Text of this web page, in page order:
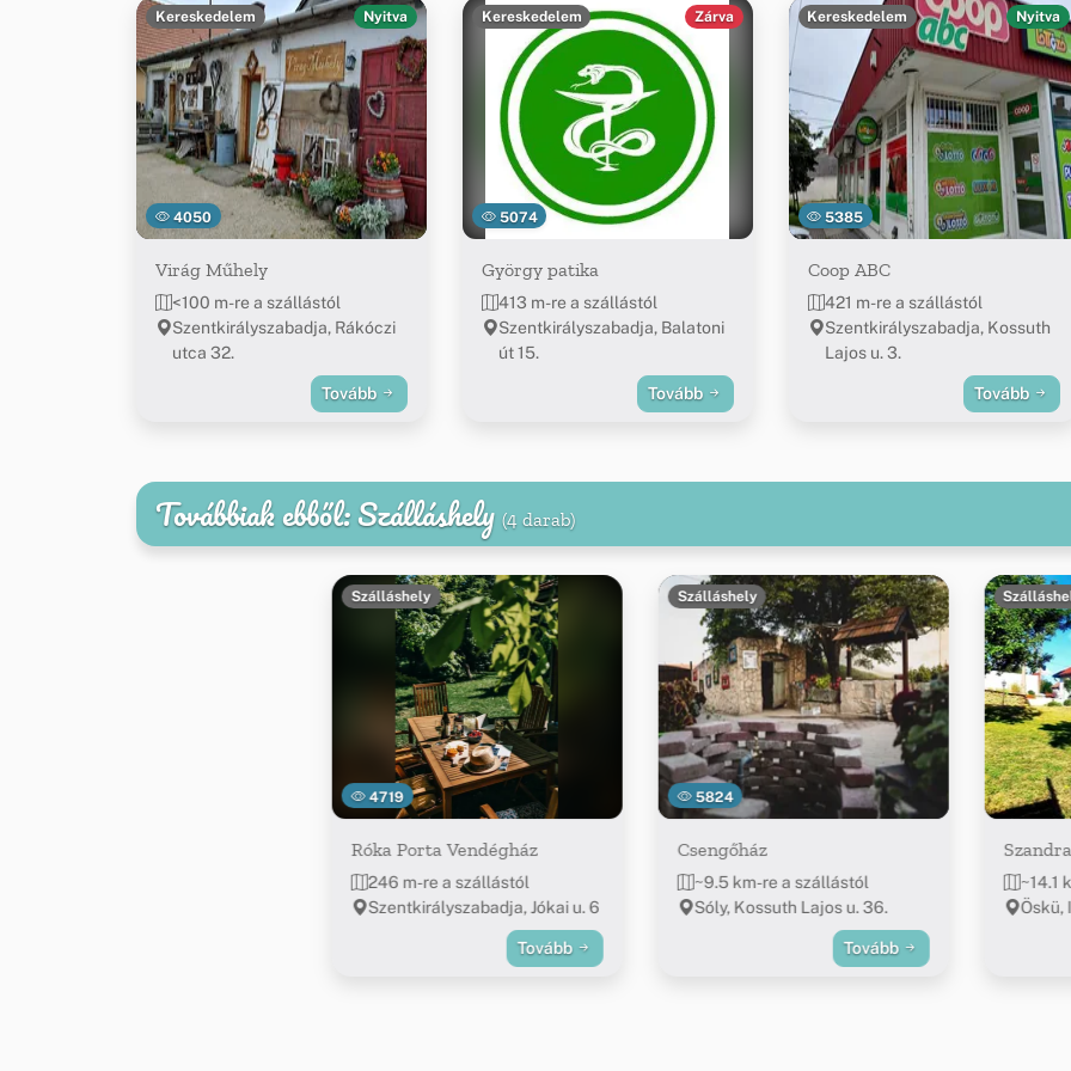
4050
Kereskedelem Nyitva
Virág Műhely
<100 m-re a szállástól
Szentkirályszabadja, Rákóczi
utca 32.
Tovább
5074
Kereskedelem Zárva
György patika
413 m-re a szállástól
Szentkirályszabadja, Balatoni
út 15.
Tovább
5385
Kereskedelem Nyitva
Coop ABC
421 m-re a szállástól
Szentkirályszabadja, Kossuth
Lajos u. 3.
Tovább
Továbbiak ebből: Szálláshely (4 darab)
4719
Szálláshely
Róka Porta Vendégház
246 m-re a szállástól
Szentkirályszabadja, Jókai u. 6
Tovább
5824
Szálláshely
Csengőház
~9.5 km-re a szállástól
Sóly, Kossuth Lajos u. 36.
Tovább
~14.1
Öskü,